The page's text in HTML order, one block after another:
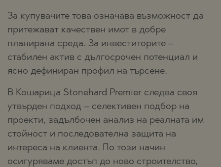
За купувачите това означава възможност да
притежават качествен имот в добре
планирана среда. За инвеститорите –
стабилен актив с дългосрочен потенциал и
ясно дефиниран профил на търсене.
В Кошарица Stonehard Premier следва своя
утвърден подход – селективен подбор на
проекти, задълбочен анализ на реалната им
стойност и последователна защита на
интереса на клиента. По този начин
осигуряваме достъп до ново строителство,